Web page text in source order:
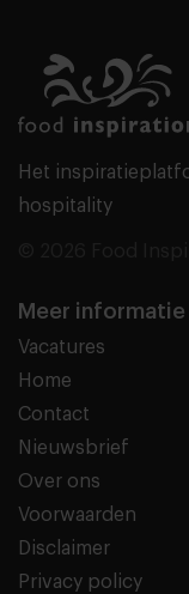
Het
hospitality
Meer informatie
Vacatures
Home
Contact
Nieuwsbrief
Over ons
Voorwaarden
Disclaimer
Privacy policy